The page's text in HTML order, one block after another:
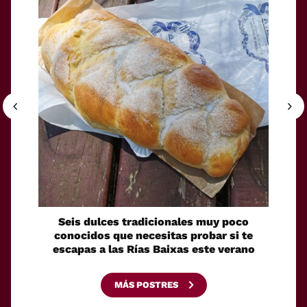
Seis dulces tradicionales muy poco
conocidos que necesitas probar si te
escapas a las Rías Baixas este verano
MÁS POSTRES